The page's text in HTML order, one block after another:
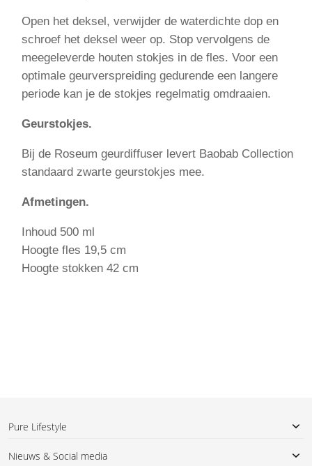
Open het deksel, verwijder de waterdichte dop en
schroef het deksel weer op. Stop vervolgens de
meegeleverde houten stokjes in de fles. Voor een
optimale geurverspreiding gedurende een langere
periode kan je de stokjes regelmatig omdraaien.
Geurstokjes.
Bij de Roseum geurdiffuser levert Baobab Collection
standaard zwarte geurstokjes mee.
Afmetingen.
Inhoud 500 ml
Hoogte fles 19,5 cm
Hoogte stokken 42 cm
Pure Lifestyle
Nieuws & Social media